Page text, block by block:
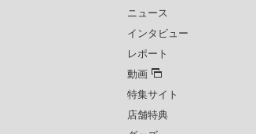
ニュース
インタビュー
レポート
動画
特集サイト
店舗特典